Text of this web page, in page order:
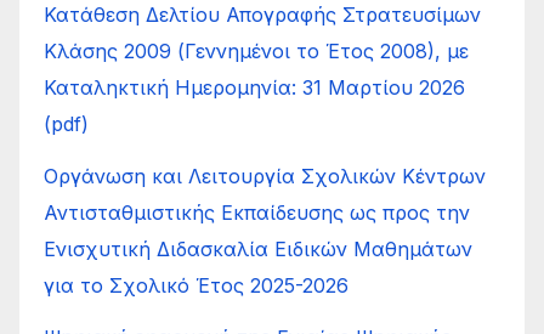
Κατάθεση Δελτίου Απογραφής Στρατευσίμων
Κλάσης 2009 (Γεννημένοι το Έτος 2008), με
Καταληκτική Ημερομηνία: 31 Μαρτίου 2026
(pdf)
Οργάνωση και Λειτουργία Σχολικών Κέντρων
Αντισταθμιστικής Εκπαίδευσης ως προς την
Ενισχυτική Διδασκαλία Ειδικών Μαθημάτων
για το Σχολικό Έτος 2025-2026